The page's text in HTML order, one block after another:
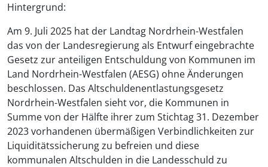
Hintergrund:
Am 9. Juli 2025 hat der Landtag Nordrhein-Westfalen
das von der Landesregierung als Entwurf eingebrachte
Gesetz zur anteiligen Entschuldung von Kommunen im
Land Nordrhein-Westfalen (AESG) ohne Änderungen
beschlossen. Das Altschuldenentlastungsgesetz
Nordrhein-Westfalen sieht vor, die Kommunen in
Summe von der Hälfte ihrer zum Stichtag 31. Dezember
2023 vorhandenen übermäßigen Verbindlichkeiten zur
Liquiditätssicherung zu befreien und diese
kommunalen Altschulden in die Landesschuld zu